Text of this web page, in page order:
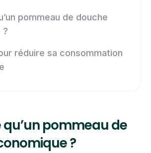
pommeau de douche
?
réduire sa consommation
qu’un pommeau de
?